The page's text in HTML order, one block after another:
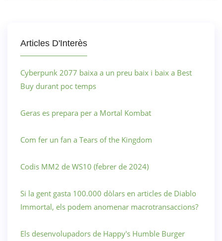
Articles D'Interès
Cyberpunk 2077 baixa a un preu baix i baix a Best
Buy durant poc temps
Geras es prepara per a Mortal Kombat
Com fer un fan a Tears of the Kingdom
Codis MM2 de WS10 (febrer de 2024)
Si la gent gasta 100.000 dòlars en articles de Diablo
Immortal, els podem anomenar macrotransaccions?
Els desenvolupadors de Happy's Humble Burger